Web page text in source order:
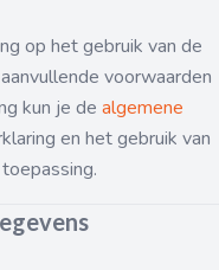
op het gebruik van de
voorwaarden
kun je de algemene
en het gebruik van